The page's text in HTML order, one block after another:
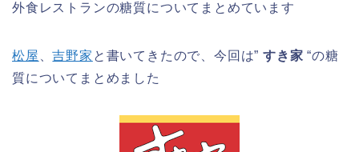
外食レストランの糖質についてまとめています
松屋 、吉野家 と書いてきたので、今回は”すき家 “の糖
質についてまとめました